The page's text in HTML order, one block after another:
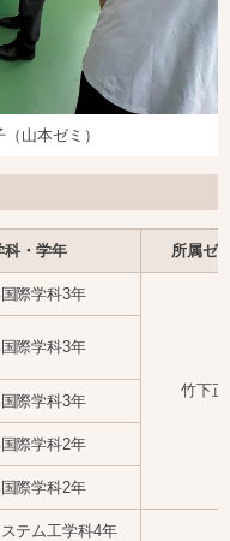
山本ゼミ）
科・学年 所属ゼ
際学科3年
竹下
際学科3年
際学科3年
際学科2年
際学科2年
テム工学科4年